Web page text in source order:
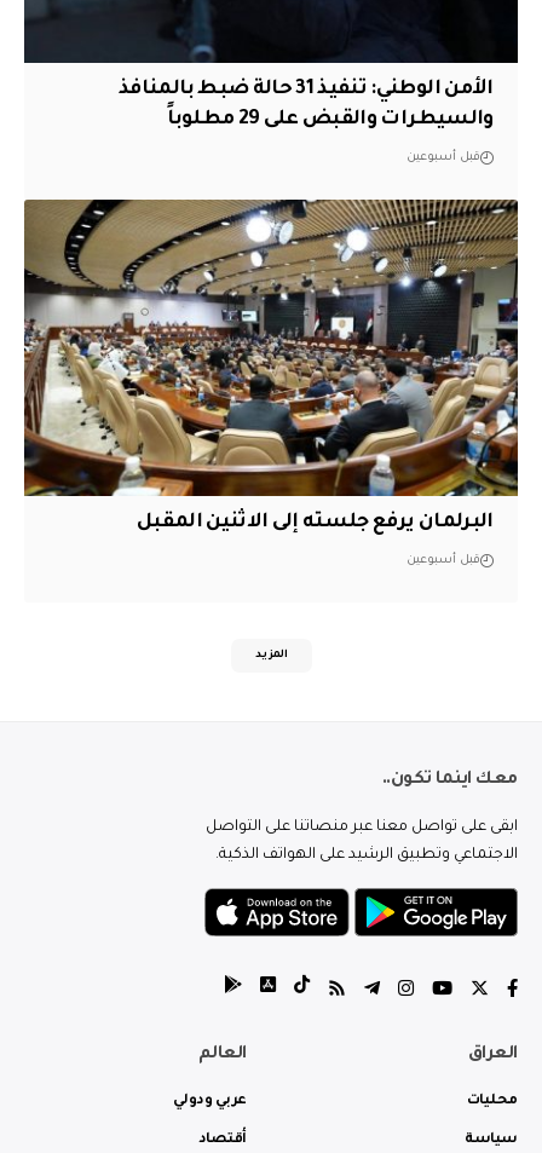
الأمن الوطني: تنفيذ 31 حالة ضبط بالمنافذ
والسيطرات والقبض على 29 مطلوباً
قبل أسبوعين
البرلمان يرفع جلسته إلى الاثنين المقبل
قبل أسبوعين
المزيد
معك اينما تكون..
ابقى على تواصل معنا عبر منصاتنا على التواصل
الاجتماعي وتطبيق الرشيد على الهواتف الذكية.
العراق
محليات
سياسة
العالم
عربي ودولي
أقتصاد